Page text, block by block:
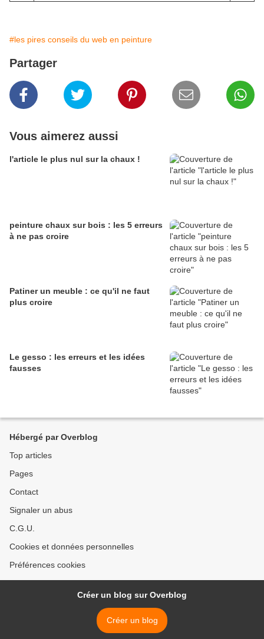
#les pires conseils du web en peinture
Partager
Vous aimerez aussi
l'article le plus nul sur la chaux !
peinture chaux sur bois : les 5 erreurs
à ne pas croire
Patiner un meuble : ce qu'il ne faut
plus croire
Le gesso : les erreurs et les idées
fausses
Hébergé par Overblog
Top articles
Pages
Contact
Signaler un abus
C.G.U.
Cookies et données personnelles
Préférences cookies
Créer un blog sur Overblog
Créer un blog